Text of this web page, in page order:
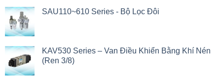
SAU110~610 Series - Bộ Lọc Đôi
KAV530 Series – Van Điều Khiển Bằng Khí Nén
(Ren 3/8)